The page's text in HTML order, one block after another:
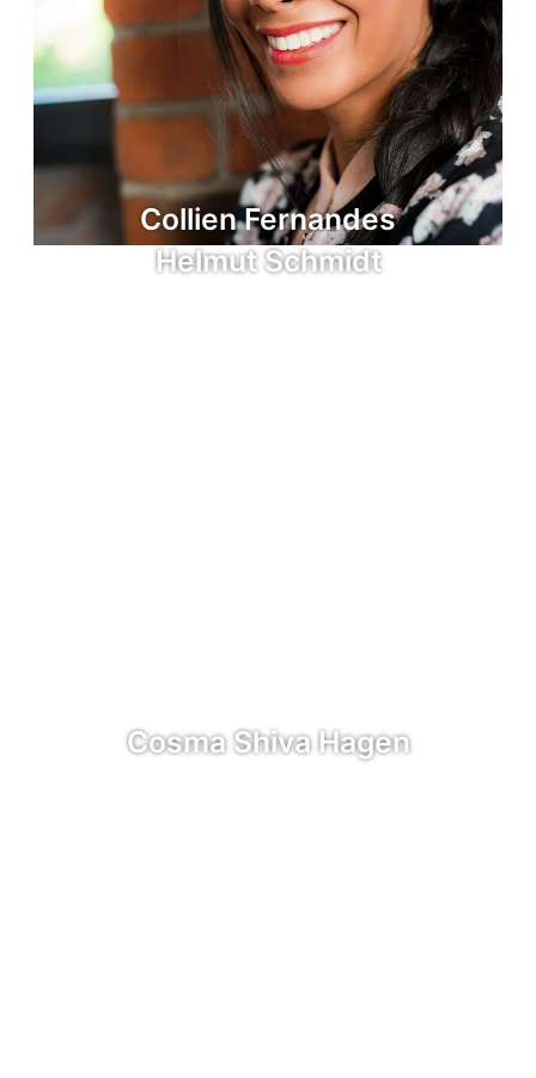
Collien Fernandes
Helmut Schmidt
Cosma Shiva Hagen